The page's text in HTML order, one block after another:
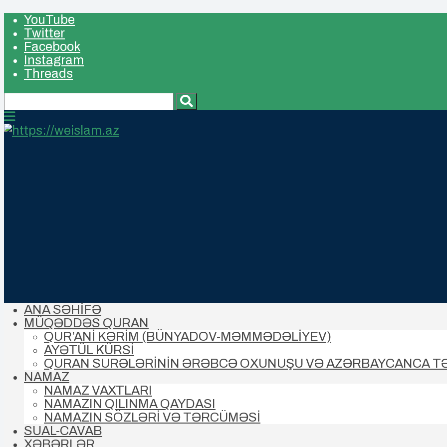
YouTube
Twitter
Facebook
Instagram
Threads
ANA SƏHİFƏ
MÜQƏDDƏS QURAN
QUR’ANİ KƏRİM (BÜNYADOV-MƏMMƏDƏLIYEV)
AYƏTÜL KÜRSİ
QURAN SURƏLƏRİNİN ƏRƏBCƏ OXUNUŞU VƏ AZƏRBAYCANCA
NAMAZ
NAMAZ VAXTLARI
NAMAZIN QILINMA QAYDASI
NAMAZIN SÖZLƏRİ VƏ TƏRCÜMƏSİ
SUAL-CAVAB
XƏBƏRLƏR